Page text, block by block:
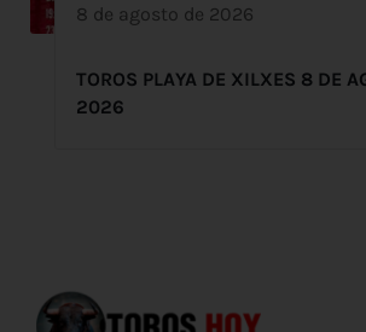
8 de agosto de 2026
TOROS PLAYA DE XILXES 8 DE
2026